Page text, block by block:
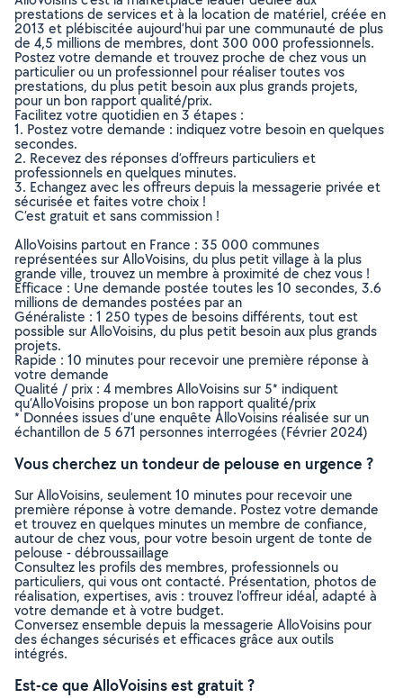
prestations de services et à la location de matériel, créée en
2013 et plébiscitée aujourd’hui par une communauté de plus
de 4,5 millions de membres, dont 300 000 professionnels.
Postez votre demande et trouvez proche de chez vous un
particulier ou un professionnel pour réaliser toutes vos
prestations, du plus petit besoin aux plus grands projets,
pour un bon rapport qualité/prix.
Facilitez votre quotidien en 3 étapes :
1. Postez votre demande : indiquez votre besoin en quelques
secondes.
2. Recevez des réponses d’offreurs particuliers et
professionnels en quelques minutes.
3. Echangez avec les offreurs depuis la messagerie privée et
sécurisée et faites votre choix !
C’est gratuit et sans commission !
AlloVoisins partout en France : 35 000 communes
représentées sur AlloVoisins, du plus petit village à la plus
grande ville, trouvez un membre à proximité de chez vous !
Efficace : Une demande postée toutes les 10 secondes, 3.6
millions de demandes postées par an
Généraliste : 1 250 types de besoins différents, tout est
possible sur AlloVoisins, du plus petit besoin aux plus grands
projets.
Rapide : 10 minutes pour recevoir une première réponse à
votre demande
Qualité / prix : 4 membres AlloVoisins sur 5* indiquent
qu’AlloVoisins propose un bon rapport qualité/prix
* Données issues d’une enquête AlloVoisins réalisée sur un
échantillon de 5 671 personnes interrogées (Février 2024)
Vous cherchez un tondeur de pelouse en urgence ?
Sur AlloVoisins, seulement 10 minutes pour recevoir une
première réponse à votre demande. Postez votre demande
et trouvez en quelques minutes un membre de confiance,
autour de chez vous, pour votre besoin urgent de tonte de
pelouse - débroussaillage
Consultez les profils des membres, professionnels ou
particuliers, qui vous ont contacté. Présentation, photos de
réalisation, expertises, avis : trouvez l'offreur idéal, adapté à
votre demande et à votre budget.
Conversez ensemble depuis la messagerie AlloVoisins pour
des échanges sécurisés et efficaces grâce aux outils
intégrés.
Est-ce que AlloVoisins est gratuit ?